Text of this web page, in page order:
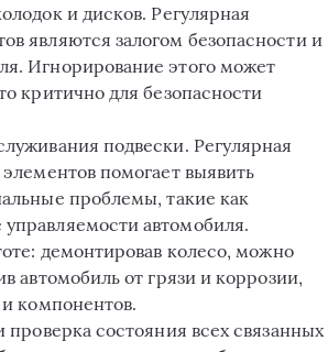
и дисков. Регулярная
являются залогом безопасности и
Игнорирование этого может
критично для безопасности
подвески. Регулярная
помогает выявить
проблемы, такие как
автомобиля.
демонтировав колесо, можно
автомобиль от грязи и коррозии,
компонентов.
состояния всех связанных